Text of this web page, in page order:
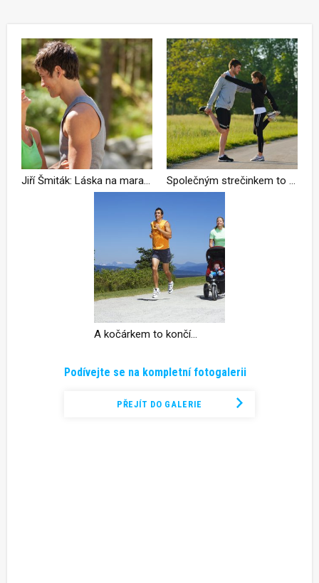
Podívejte se na kompletní fotogalerii
PŘEJÍT DO GALERIE
A kočárkem to končí…